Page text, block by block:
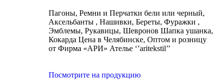
Пагоны, Ремни и Перчатки бели или черный,
Аксельбанты , Нашивки, Береты, Фуражки ,
Эмблемы, Рукавицы, Шевронов Шапка ушанка,
Кокарда Цена в Челябинске, Оптом и розницу
от Фирма «АРИ» Ателье ‘’aritekstil’’
Посмотрите на продукцию